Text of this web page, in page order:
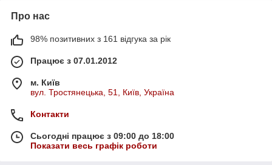
Про нас
98% позитивних з 161 відгука за рік
Працює з 07.01.2012
м. Київ
вул. Тростянецька, 51, Київ, Україна
Контакти
Сьогодні працює з 09:00 до 18:00
Показати весь графік роботи